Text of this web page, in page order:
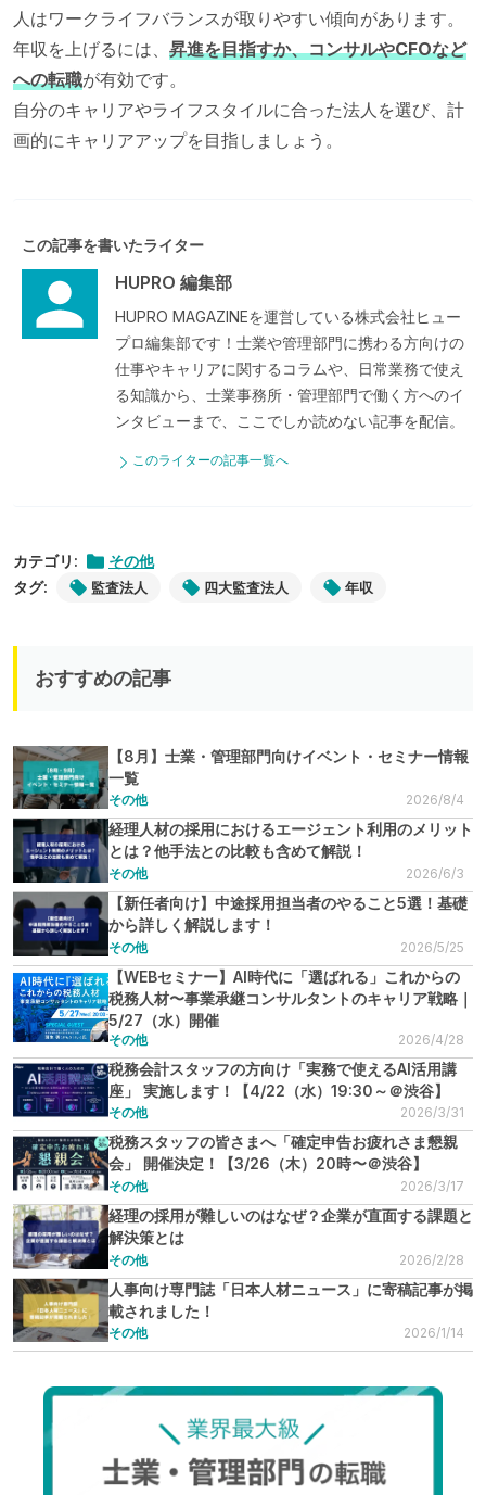
人はワークライフバランスが取りやすい傾向があります。
年収を上げるには、 昇進を目指すか、コンサルやCFOなど
への転職が有効です。
自分のキャリアやライフスタイルに合った法人を選び、計
画的にキャリアアップを目指しましょう。
この記事を書いたライター
HUPRO 編集部
HUPRO MAGAZINEを運営している株式会社ヒュー
プロ編集部です！士業や管理部門に携わる方向けの
仕事やキャリアに関するコラムや、日常業務で使え
る知識から、士業事務所・管理部門で働く方へのイ
ンタビューまで、ここでしか読めない記事を配信。
このライターの記事一覧へ
カテゴリ:
その他
タグ:
監査法人 四大監査法人 年収
おすすめの記事
【8月】士業・管理部門向けイベント・セミナー情報
一覧
その他 2026/8/4
経理人材の採用におけるエージェント利用のメリット
とは？他手法との比較も含めて解説！
その他 2026/6/3
【新任者向け】中途採用担当者のやること5選！基礎
から詳しく解説します！
その他 2026/5/25
【WEBセミナー】AI時代に「選ばれる」これからの
税務人材〜事業承継コンサルタントのキャリア戦略｜
5/27（水）開催
その他 2026/4/28
税務会計スタッフの方向け「実務で使えるAI活用講
座」 実施します！【4/22（水）19:30～＠渋谷】
その他 2026/3/31
税務スタッフの皆さまへ「確定申告お疲れさま懇親
会」 開催決定！【3/26（木）20時〜＠渋谷】
その他 2026/3/17
経理の採用が難しいのはなぜ？企業が直面する課題と
解決策とは
その他 2026/2/28
人事向け専門誌「日本人材ニュース」に寄稿記事が掲
載されました！
その他 2026/1/14